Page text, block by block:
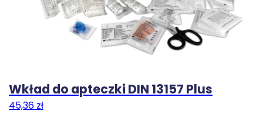
Wkład do apteczki DIN 13157 Plus
45,36 zł